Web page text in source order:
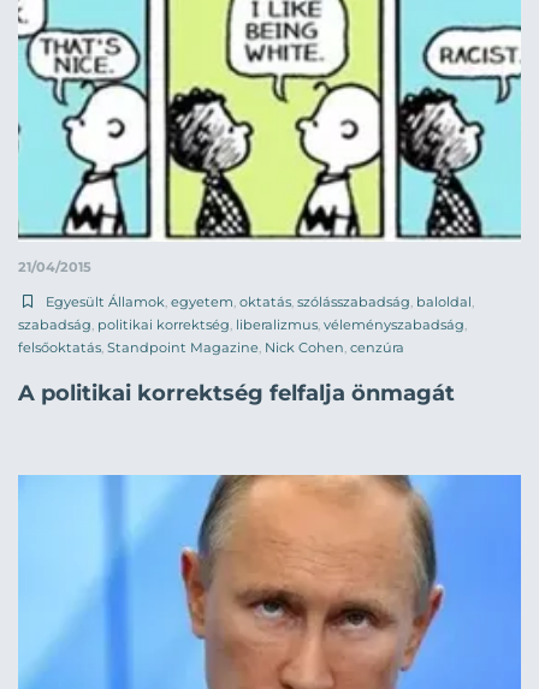
21/04/2015
Egyesült Államok egyetem oktatás szólásszabadság baloldal
szabadság politikai korrektség liberalizmus véleményszabadság
felsőoktatás Standpoint Magazine Nick Cohen cenzúra
A politikai korrektség felfalja önmagát